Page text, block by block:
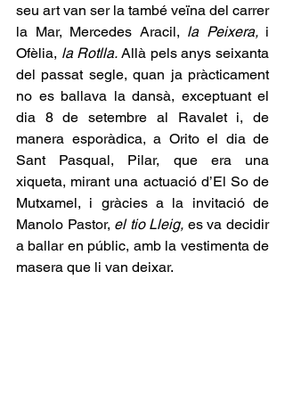
seu art van ser la també veïna del carrer
la Mar, Mercedes Aracil, la Peixera, i
Ofèlia, la Rotlla. Allà pels anys seixanta
del passat segle, quan ja pràcticament
no es ballava la dansà, exceptuant el
dia 8 de setembre al Ravalet i, de
manera esporàdica, a Orito el dia de
Sant Pasqual, Pilar, que era una
xiqueta, mirant una actuació d’El So de
Mutxamel, i gràcies a la invitació de
Manolo Pastor, el tio Lleig, es va decidir
a ballar en públic, amb la vestimenta de
masera que li van deixar.